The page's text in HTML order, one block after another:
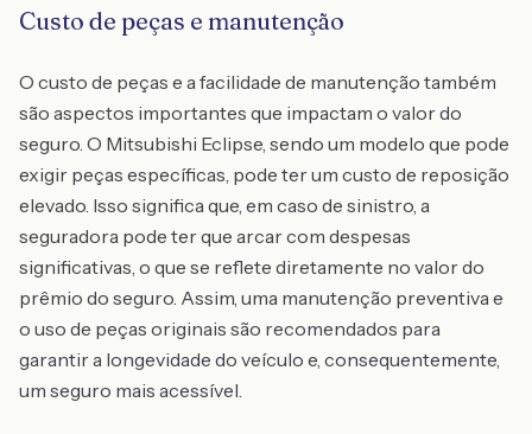
Custo de peças e manutenção
O custo de peças e a facilidade de manutenção também
são aspectos importantes que impactam o valor do
seguro. O Mitsubishi Eclipse, sendo um modelo que pode
exigir peças específicas, pode ter um custo de reposição
elevado. Isso significa que, em caso de sinistro, a
seguradora pode ter que arcar com despesas
significativas, o que se reflete diretamente no valor do
prêmio do seguro. Assim, uma manutenção preventiva e
o uso de peças originais são recomendados para
garantir a longevidade do veículo e, consequentemente,
um seguro mais acessível.